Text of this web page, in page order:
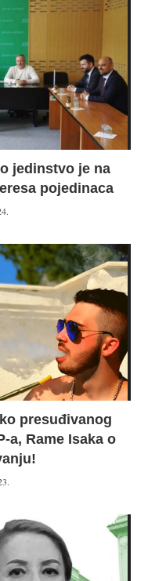
jedinstvo je na
pojedinaca
presuđivanog
a, Rame Isaka o